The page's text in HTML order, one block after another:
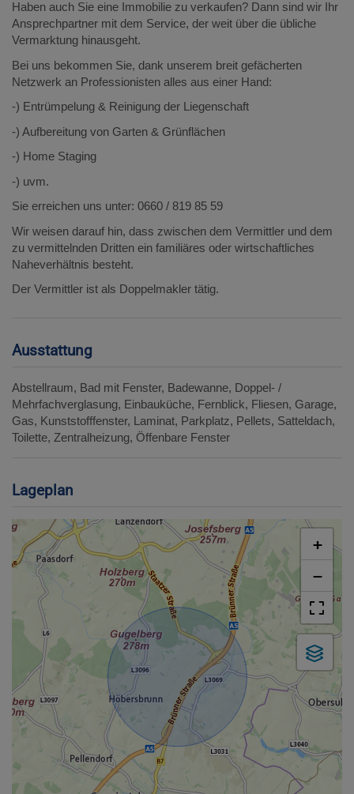
Haben auch Sie eine Immobilie zu verkaufen? Dann sind wir Ihr
Ansprechpartner mit dem Service, der weit über die übliche
Vermarktung hinausgeht.
Bei uns bekommen Sie, dank unserem breit gefächerten
Netzwerk an Professionisten alles aus einer Hand:
-) Entrümpelung & Reinigung der Liegenschaft
-) Aufbereitung von Garten & Grünflächen
-) Home Staging
-) uvm.
Sie erreichen uns unter: 0660 / 819 85 59
Wir weisen darauf hin, dass zwischen dem Vermittler und dem
zu vermittelnden Dritten ein familiäres oder wirtschaftliches
Naheverhältnis besteht.
Der Vermittler ist als Doppelmakler tätig.
Ausstattung
Abstellraum Bad mit Fenster Badewanne Doppel- /
Mehrfachverglasung Einbauküche Fernblick Fliesen Garage
Gas Kunststofffenster Laminat Parkplatz Pellets Satteldach
Toilette Zentralheizung Öffenbare Fenster
Lageplan
+
−